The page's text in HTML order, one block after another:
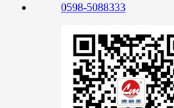
0598-5088333